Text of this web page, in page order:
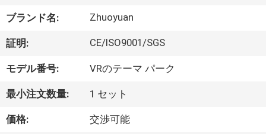
VR
シ
私
ブランド名: Zhuoyuan
証明: CE/ISO9001/SGS
モデル番号: VRのテーマ パーク
最小注文数量: 1 セット
価格: 交渉可能